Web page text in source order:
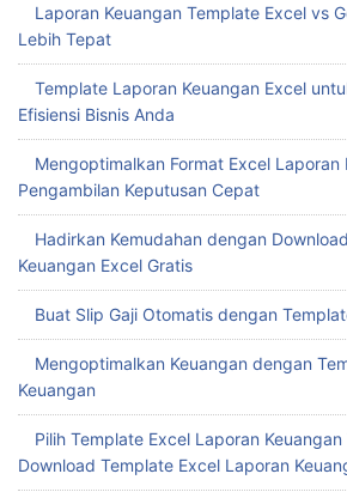
Laporan Keuangan Template Excel vs
Lebih Tepat
Template Laporan Keuangan Excel
Efisiensi Bisnis Anda
Mengoptimalkan Format Excel Laporan
Pengambilan Keputusan Cepat
Hadirkan Kemudahan dengan
Keuangan Excel Gratis
Buat Slip Gaji Otomatis dengan
Mengoptimalkan Keuangan dengan
Keuangan
Pilih Template Excel Laporan
Download Template Excel Laporan